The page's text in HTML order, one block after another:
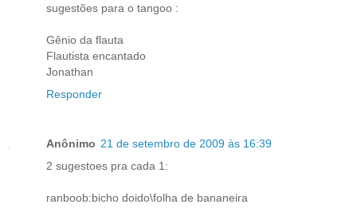
sugestões para o tangoo :
Gênio da flauta
Flautista encantado
Jonathan
Responder
Anônimo 21 de setembro de 2009 às 16:39
2 sugestoes pra cada 1:
ranboob:bicho doido\folha de bananeira